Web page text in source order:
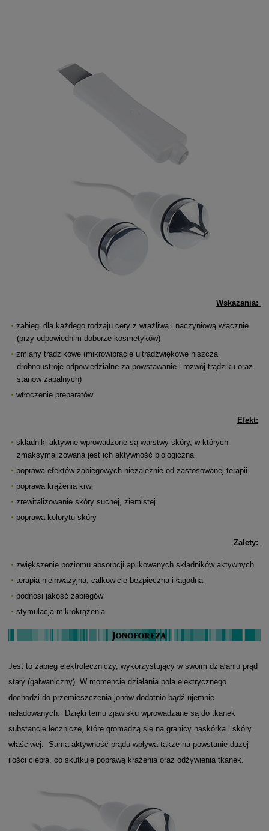
Wskazania:
zabiegi dla każdego rodzaju cery z wrażliwą i naczyniową włącznie
(przy odpowiednim doborze kosmetyków)
zmiany trądzikowe (mikrowibracje ultradźwiękowe niszczą
drobnoustroje odpowiedzialne za powstawanie i rozwój trądziku oraz
stanów zapalnych)
wtłoczenie preparatów
Efekt:
składniki aktywne wprowadzone są warstwy skóry, w których
zmaksymalizowana jest ich aktywność biologiczna
poprawa efektów zabiegowych niezależnie od zastosowanej terapii
poprawa krążenia krwi
zrewitalizowanie skóry suchej, ziemistej
poprawa kolorytu skóry
Zalety:
zwiększenie poziomu absorbcji aplikowanych składników aktywnych
terapia nieinwazyjna, całkowicie bezpieczna i łagodna
podnosi jakość zabiegów
stymulacja mikrokrążenia
Jest to zabieg elektroleczniczy, wykorzystujący w swoim działaniu prąd
stały (galwaniczny). W momencie działania pola elektrycznego
dochodzi do przemieszczenia jonów dodatnio bądź ujemnie
naładowanych. Dzięki temu zjawisku wprowadzane są do tkanek
substancje lecznicze, które gromadzą się na granicy naskórka i skóry
właściwej. Sama aktywność prądu wpływa także na powstanie dużej
ilości ciepła, co skutkuje poprawą krążenia oraz odżywienia tkanek.